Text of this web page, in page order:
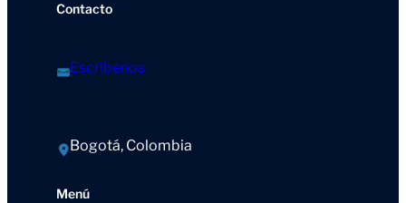
Contacto
Escríbenos
Bogotá, Colombia
Menú